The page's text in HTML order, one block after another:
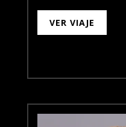
VER VIAJE